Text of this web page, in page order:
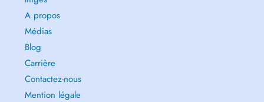
A propos
Médias
Blog
Carrière
Contactez-nous
Mention légale